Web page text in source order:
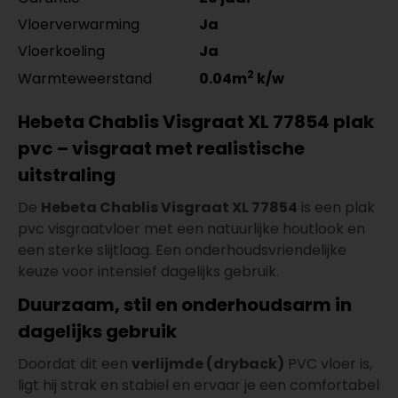
Vloerverwarming
Ja
Vloerkoeling
Ja
Warmteweerstand
0.04m2 k/w
Hebeta Chablis Visgraat XL 77854 plak
pvc – visgraat met realistische
uitstraling
De Hebeta Chablis Visgraat XL 77854 is een plak
pvc visgraatvloer met een natuurlijke houtlook en
een sterke slijtlaag. Een onderhoudsvriendelijke
keuze voor intensief dagelijks gebruik.
Duurzaam, stil en onderhoudsarm in
dagelijks gebruik
Doordat dit een verlijmde (dryback) PVC vloer is,
ligt hij strak en stabiel en ervaar je een comfortabel